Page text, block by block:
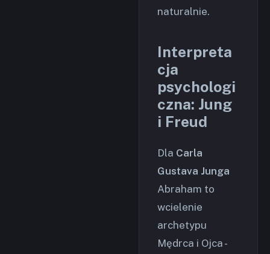
naturalnie.
Interpreta
cja
psychologi
czna: Jung
i Freud
Dla Carla
Gustava Junga
Abraham to
wcielenie
archetypu
Mędrca i Ojca -